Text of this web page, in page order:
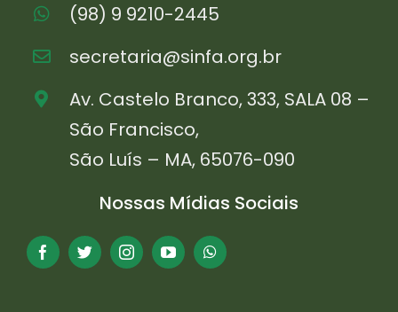
(98) 9 9210-2445
secretaria@sinfa.org.br
Av. Castelo Branco, 333, SALA 08 –
São Francisco,
São Luís – MA, 65076-090
Nossas Mídias Sociais